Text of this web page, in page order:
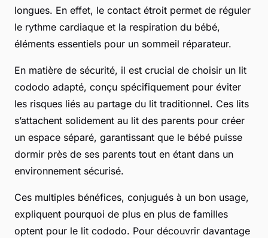
longues. En effet, le contact étroit permet de réguler
le rythme cardiaque et la respiration du bébé,
éléments essentiels pour un sommeil réparateur.
En matière de sécurité, il est crucial de choisir un lit
cododo adapté, conçu spécifiquement pour éviter
les risques liés au partage du lit traditionnel. Ces lits
s’attachent solidement au lit des parents pour créer
un espace séparé, garantissant que le bébé puisse
dormir près de ses parents tout en étant dans un
environnement sécurisé.
Ces multiples bénéfices, conjugués à un bon usage,
expliquent pourquoi de plus en plus de familles
optent pour le lit cododo. Pour découvrir davantage